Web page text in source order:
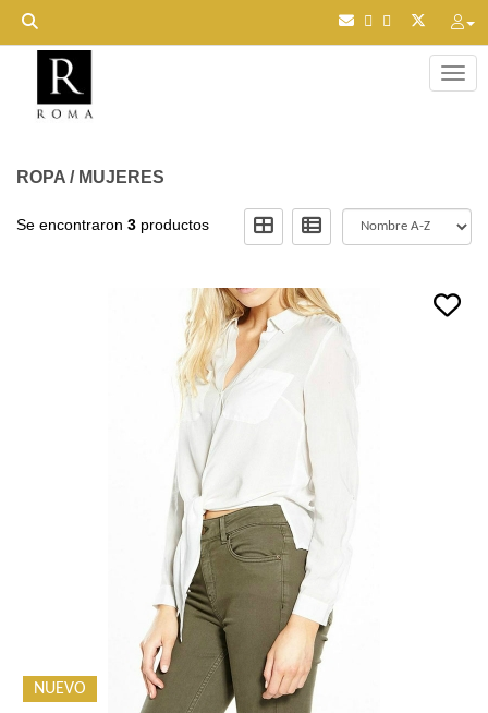
ROPA / MUJERES
Se encontraron 3 productos
NUEVO